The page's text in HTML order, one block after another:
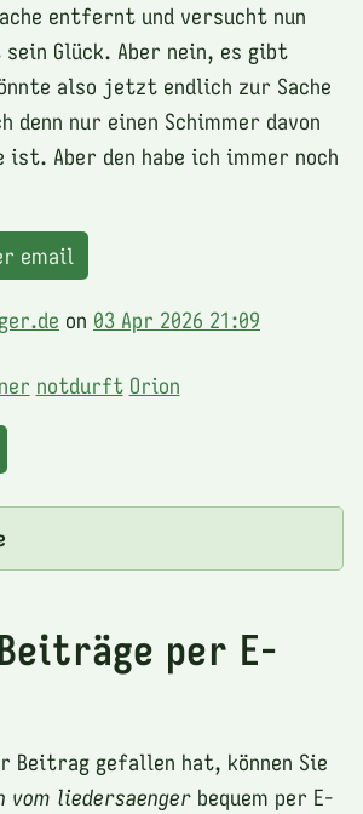
entfernt und versucht nun
Glück. Aber nein, es gibt
also jetzt endlich zur Sache
denn nur einen Schimmer davon
ist. Aber den habe ich immer noch
email
on 03 Apr 2026 21:09
notdurft Orion
per E-
Beitrag gefallen hat, können Sie
vom liedersaenger bequem per E-